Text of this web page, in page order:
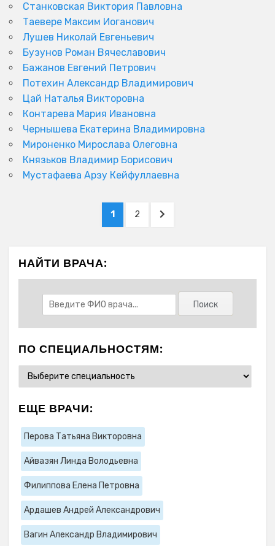
Станковская Виктория Павловна
Таевере Максим Иоганович
Лушев Николай Евгеньевич
Бузунов Роман Вячеславович
Бажанов Евгений Петрович
Потехин Александр Владимирович
Цай Наталья Викторовна
Контарева Мария Ивановна
Чернышева Екатерина Владимировна
Мироненко Мирослава Олеговна
Князьков Владимир Борисович
Мустафаева Арзу Кейфуллаевна
PAGE
1 PAGE
2
NEXT
НАЙТИ ВРАЧА:
ПО СПЕЦИАЛЬНОСТЯМ:
ЕЩЕ ВРАЧИ:
Перова Татьяна Викторовна
Айвазян Линда Володьевна
Филиппова Елена Петровна
Ардашев Андрей Александрович
Вагин Александр Владимирович